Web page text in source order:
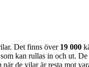
Det finns över 19 000
kan rullas in och ut.
de vilar är resta mot